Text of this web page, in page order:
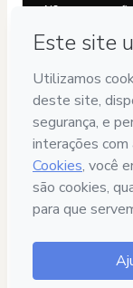
Não consegue
Caso precise
CKTID-
Suas
Clique aqui para
Ao clicar em
(i) que a
e
e/ou faz
Política de
um responsável
Saiba mais